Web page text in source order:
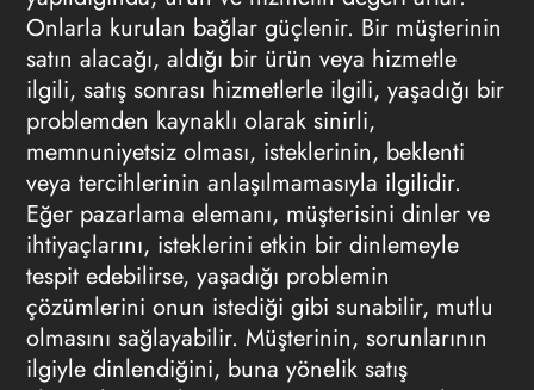
Onlarla kurulan bağlar güçlenir. Bir müşterinin
satın alacağı, aldığı bir ürün veya hizmetle
ilgili, satış sonrası hizmetlerle ilgili, yaşadığı bir
problemden kaynaklı olarak sinirli,
memnuniyetsiz olması, isteklerinin, beklenti
veya tercihlerinin anlaşılmamasıyla ilgilidir.
Eğer pazarlama elemanı, müşterisini dinler ve
ihtiyaçlarını, isteklerini etkin bir dinlemeyle
tespit edebilirse, yaşadığı problemin
çözümlerini onun istediği gibi sunabilir, mutlu
olmasını sağlayabilir. Müşterinin, sorunlarının
ilgiyle dinlendiğini, buna yönelik satış